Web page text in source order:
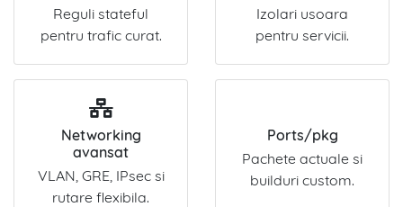
Reguli stateful
pentru trafic curat.
Izolari usoara
pentru servicii.
Networking
avansat
VLAN, GRE, IPsec si
rutare flexibila.
Ports/pkg
Pachete actuale si
builduri custom.